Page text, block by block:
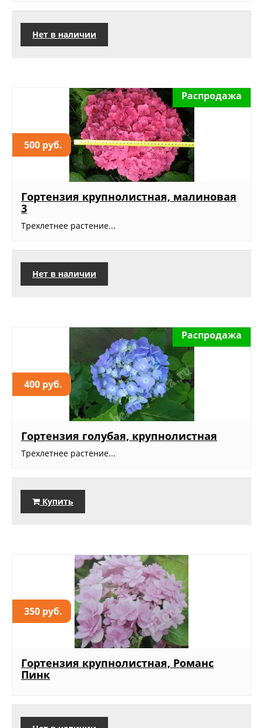
Нет в наличии
500 руб.
Распродажа
Гортензия крупнолистная, малиновая
3
Трехлетнее растение...
Нет в наличии
400 руб.
Распродажа
Гортензия голубая, крупнолистная
Трехлетнее растение...
Купить
350 руб.
Гортензия крупнолистная, Романс
Пинк